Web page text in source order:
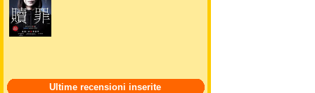
Ultime recensioni inserite